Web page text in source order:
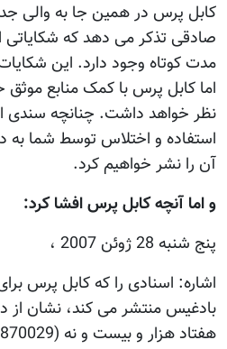
کابل پرس در همين جا به والی
صادقی تذکر می دهد که شکاياتی
مدت کوتاه وجود دارد. اين
اما کابل پرس با کمک منابع موثق
نظر خواهد داشت. چنانچه سندی
استفاده و اختلاس توسط شما به
آن را نشر خواهيم کرد.
و اما آنچه کابل پرس افشا کرد:
پنج شنبه 28 ژوئن 2007 ،
اشاره: اسنادی را که کابل پرس
بادغيس منتشر می کند، نشان از
هفتاد هزار و بيست و نه (2870029) افغانی (